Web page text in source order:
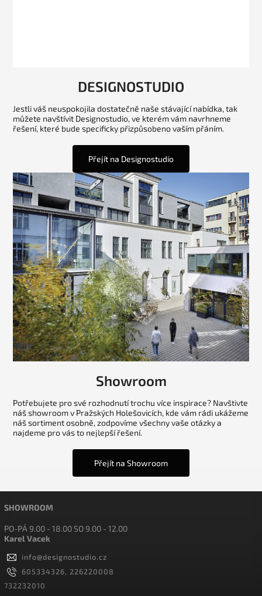
DESIGNOSTUDIO
Jestli váš neuspokojila dostatečně naše stávající nabídka, tak
můžete navštívit Designostudio, ve kterém vám navrhneme
řešení, které bude specificky přizpůsobeno vaším přáním.
Přejít na Designostudio
Showroom
Potřebujete pro své rozhodnutí trochu více inspirace? Navštivte
náš showroom v Pražských Holešovicích, kde vám rádi ukážeme
náš sortiment osobně, zodpovíme všechny vaše otázky a
najdeme pro vás to nejlepší řešení.
Přejít na Showroom
SHOWROOM
PO-PÁ 9.00 - 18.00 SO 9.00 - 12.00
Karel Vacek
info@designostudio.cz
605334326, 226220008
732232010